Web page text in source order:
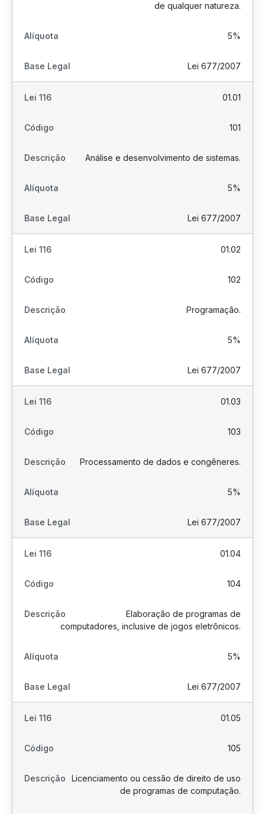
de qualquer natureza.
5%
Lei 677/2007
01.01
101
Análise e desenvolvimento de sistemas.
5%
Lei 677/2007
01.02
102
Programação.
5%
Lei 677/2007
01.03
103
Processamento de dados e congêneres.
5%
Lei 677/2007
01.04
104
Elaboração de programas de
computadores, inclusive de jogos eletrônicos.
5%
Lei 677/2007
01.05
105
Licenciamento ou cessão de direito de uso
de programas de computação.